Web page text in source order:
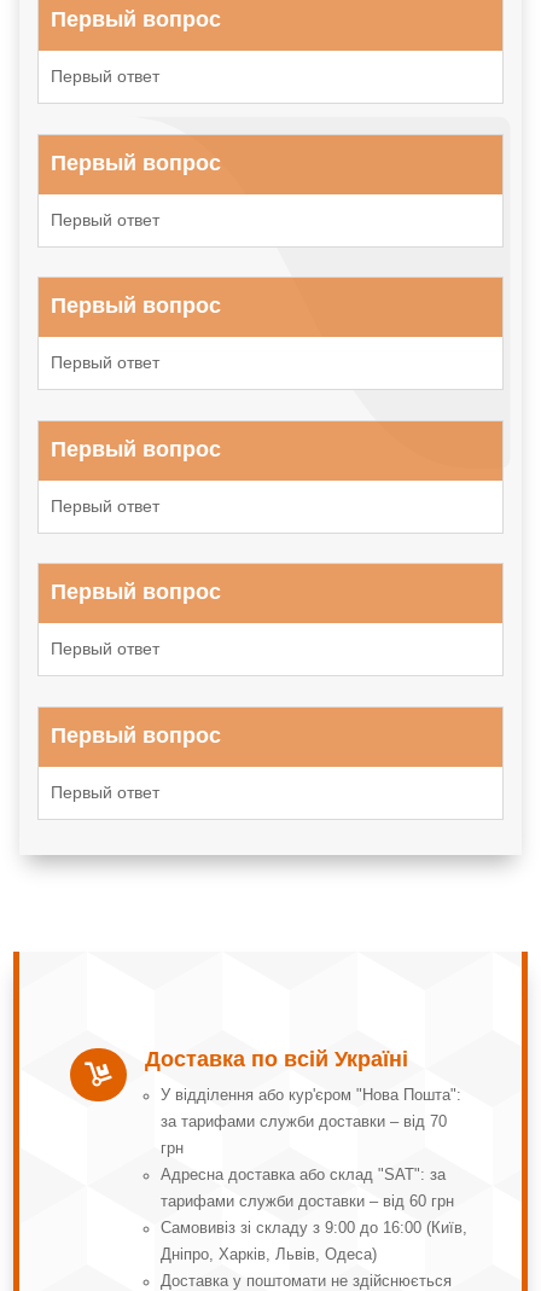
Первый вопрос
Первый ответ
Первый вопрос
Первый ответ
Первый вопрос
Первый ответ
Первый вопрос
Первый ответ
Первый вопрос
Первый ответ
Первый вопрос
Первый ответ

Доставка по всій Україні
У відділення або кур'єром "Нова Пошта":
за тарифами служби доставки – від 70
грн
Адресна доставка або склад "SAT": за
тарифами служби доставки – від 60 грн
Самовивіз зі складу з 9:00 до 16:00 (Київ,
Дніпро, Харків, Львів, Одеса)
Доставка у поштомати не здійснюється